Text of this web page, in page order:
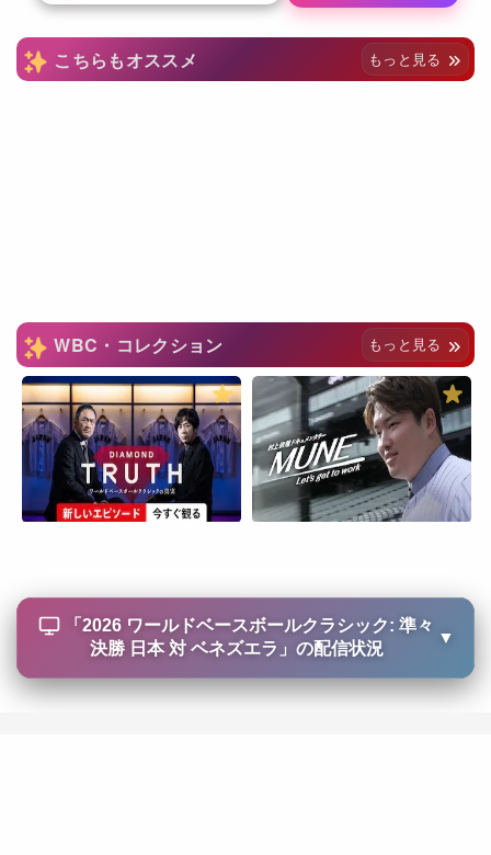
こちらもオススメ もっと見る
WBC・コレクション もっと見る
「2026 ワールドベースボールクラシック: 準々
決勝 日本 対 ベネズエラ 」の配信状況
▼